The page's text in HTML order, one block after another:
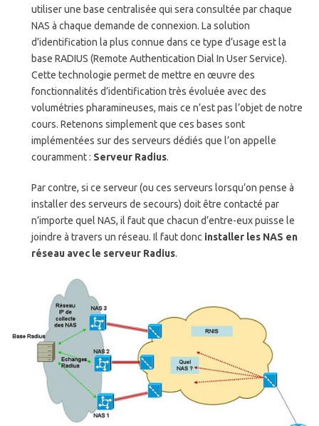
utiliser une base centralisée qui sera consultée par chaque
NAS à chaque demande de connexion. La solution
d’identification la plus connue dans ce type d’usage est la
base RADIUS (Remote Authentication Dial In User Service).
Cette technologie permet de mettre en œuvre des
fonctionnalités d’identification très évoluée avec des
volumétries pharamineuses, mais ce n’est pas l’objet de notre
cours. Retenons simplement que ces bases sont
implémentées sur des serveurs dédiés que l’on appelle
couramment : Serveur Radius.
Par contre, si ce serveur (ou ces serveurs lorsqu’on pense à
installer des serveurs de secours) doit être contacté par
n’importe quel NAS, il faut que chacun d’entre-eux puisse le
joindre à travers un réseau. Il faut donc installer les NAS en
réseau avec le serveur Radius.